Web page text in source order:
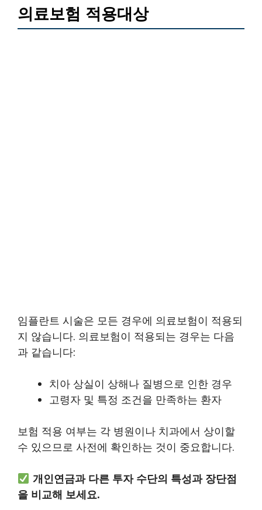
의료보험 적용대상
임플란트 시술은 모든 경우에 의료보험이 적용되
지 않습니다. 의료보험이 적용되는 경우는 다음
과 같습니다:
치아 상실이 상해나 질병으로 인한 경우
고령자 및 특정 조건을 만족하는 환자
보험 적용 여부는 각 병원이나 치과에서 상이할
수 있으므로 사전에 확인하는 것이 중요합니다.
개인연금과 다른 투자 수단의 특성과 장단점
을 비교해 보세요.